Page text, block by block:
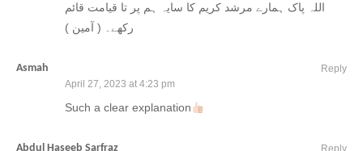
اللہ پاک ہمارے مرشد کریم کا سایہ ہم پر تا قیامت قائم
رکھے۔ ( آمین )
Asmah
April 27, 2023 at 4:23 pm
Such a clear explanation
Reply
Abdul Haseeb Sarfraz